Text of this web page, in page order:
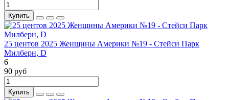
Купить
25 центов 2025 Женщины Америки №19 - Стейси Парк
Милберн, D
6
90 руб
Купить